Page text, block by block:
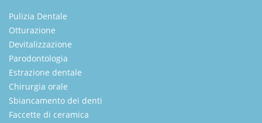
Pulizia Dentale
Otturazione
Devitalizzazione
Parodontologia
Estrazione dentale
Chirurgia orale
Sbiancamento dei denti
Faccette di ceramica